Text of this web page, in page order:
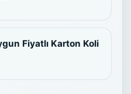
Fiyatlı Karton Koli